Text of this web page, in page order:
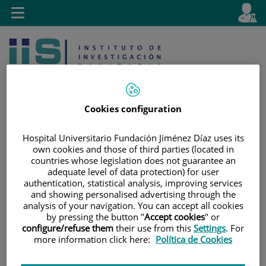
Saltar al contenido
activo
es
Buscar
Toggle
navigation
Cookies configuration
Hospital Universitario Fundación Jiménez Díaz uses its
own cookies and those of third parties (located in
countries whose legislation does not guarantee an
adequate level of data protection) for user
authentication, statistical analysis, improving services
and showing personalised advertising through the
analysis of your navigation. You can accept all cookies
by pressing the button "Accept cookies" or
configure/refuse them their use from this Settings. For
more information click here: Política de Cookies